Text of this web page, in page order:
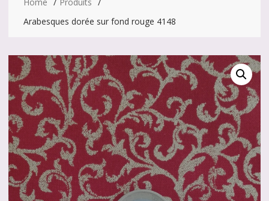
Arabesques dorée sur fond rouge 4148